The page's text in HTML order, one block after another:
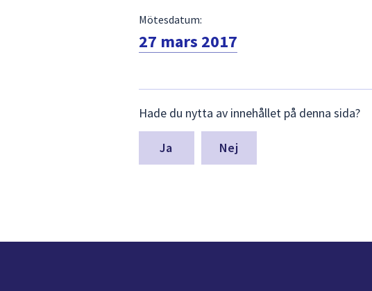
Mötesdatum:
27 mars 2017
synpunkter
för
denna
Hade du nytta av innehållet på denna sida?
Nej